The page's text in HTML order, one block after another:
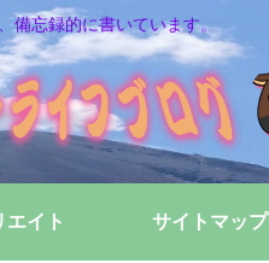
備忘録的に書いています。
エイト サイトマップ